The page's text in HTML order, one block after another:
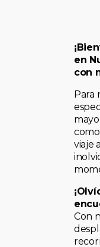
en
con
Para
viaje
Con